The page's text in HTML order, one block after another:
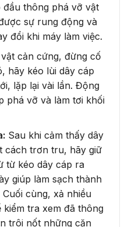
đầu thông phá vỡ vật
sự rung động và
đổi khi máy làm việc.
cản cứng, đừng cố
hãy kéo lùi dây cáp
lặp lại vài lần. Động
phá vỡ và làm tơi khối
Sau khi cảm thấy dây
cách trơn tru, hãy giữ
từ kéo dây cáp ra
giúp làm sạch thành
cùng, xả nhiều
tra xem đã thông
trôi nốt những cặn